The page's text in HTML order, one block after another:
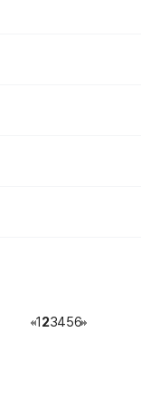
123456